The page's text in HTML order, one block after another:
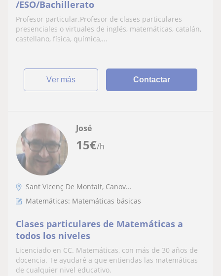
/ESO/Bachillerato
Profesor particular.Profesor de clases particulares
presenciales o virtuales de inglés, matemáticas, catalán,
castellano, física, química,...
ver más Contactar
15€/h
José
Sant Vicenç De Montalt, Canov...
Matemáticas: Matemáticas básicas
Clases particulares de Matemáticas a
todos los niveles
Licenciado en CC. Matemáticas, con más de 30 años de
docencia. Te ayudaré a que entiendas las matemáticas
de cualquier nivel educativo.